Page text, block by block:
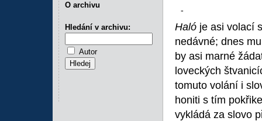
-
Haló je asi volací
nedávné; dnes
by asi marné
loveckých
tomuto volání i
honiti s tím
vykládá za slovo
O archivu
Hledání v archivu:
Autor